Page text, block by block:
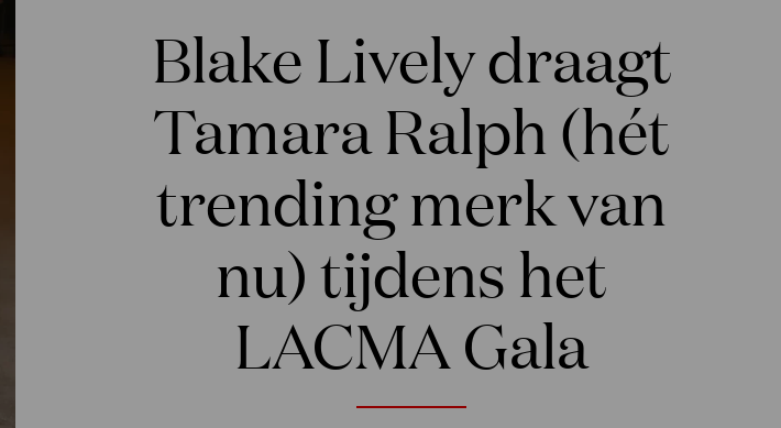
Blake Lively draagt
Tamara Ralph (hét
trending merk van
nu) tijdens het
LACMA Gala